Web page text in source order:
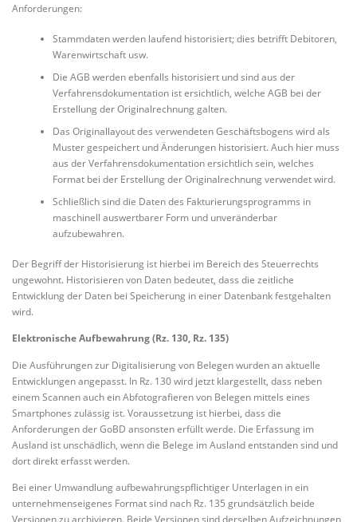
Anforderungen:
Stammdaten werden laufend historisiert; dies betrifft Debitoren,
Warenwirtschaft usw.
Die AGB werden ebenfalls historisiert und sind aus der
Verfahrensdokumentation ist ersichtlich, welche AGB bei der
Erstellung der Originalrechnung galten.
Das Originallayout des verwendeten Geschäftsbogens wird als
Muster gespeichert und Änderungen historisiert. Auch hier muss
aus der Verfahrensdokumentation ersichtlich sein, welches
Format bei der Erstellung der Originalrechnung verwendet wird.
Schließlich sind die Daten des Fakturierungsprogramms in
maschinell auswertbarer Form und unveränderbar
aufzubewahren.
Der Begriff der Historisierung ist hierbei im Bereich des Steuerrechts
ungewohnt. Historisieren von Daten bedeutet, dass die zeitliche
Entwicklung der Daten bei Speicherung in einer Datenbank festgehalten
wird.
Elektronische Aufbewahrung (Rz. 130, Rz. 135)
Die Ausführungen zur Digitalisierung von Belegen wurden an aktuelle
Entwicklungen angepasst. In Rz. 130 wird jetzt klargestellt, dass neben
einem Scannen auch ein Abfotografieren von Belegen mittels eines
Smartphones zulässig ist. Voraussetzung ist hierbei, dass die
Anforderungen der GoBD ansonsten erfüllt werde. Die Erfassung im
Ausland ist unschädlich, wenn die Belege im Ausland entstanden sind und
dort direkt erfasst werden.
Bei einer Umwandlung aufbewahrungspflichtiger Unterlagen in ein
unternehmenseigenes Format sind nach Rz. 135 grundsätzlich beide
Versionen zu archivieren. Beide Versionen sind derselben Aufzeichnungen